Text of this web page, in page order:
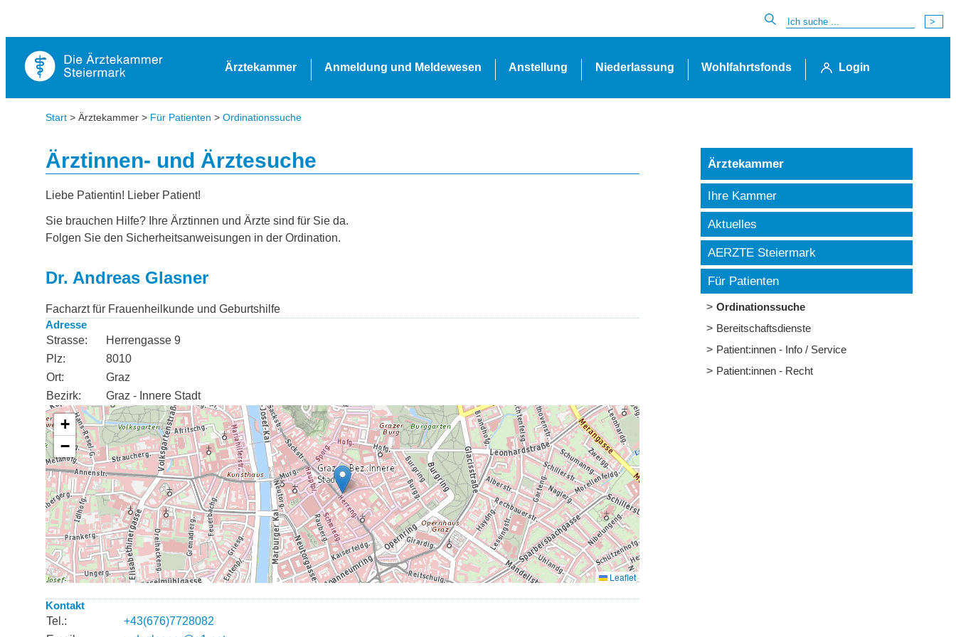
Ärztekammer Anmeldung und Meldewesen Anstellung Niederlassung Wohlfahrtsfonds Login
Start > Ärztekammer > Für Patienten > Ordinationssuche
Ärztinnen- und Ärztesuche
Liebe Patientin! Lieber Patient!
Sie brauchen Hilfe? Ihre Ärztinnen und Ärzte sind für Sie da.
Folgen Sie den Sicherheitsanweisungen in der Ordination.
Dr. Andreas Glasner
Facharzt für Frauenheilkunde und Geburtshilfe
Adresse
Strasse:
Herrengasse 9
Plz:
8010
Ort:
Graz
Bezirk:
Graz - Innere Stadt
Kontakt
Tel.:
+43(676)7728082
Ärztekammer
Ihre Kammer
Aktuelles
AERZTE Steiermark
Für Patienten
Ordinationssuche
Bereitschaftsdienste
Patient:innen - Info / Service
Patient:innen - Recht